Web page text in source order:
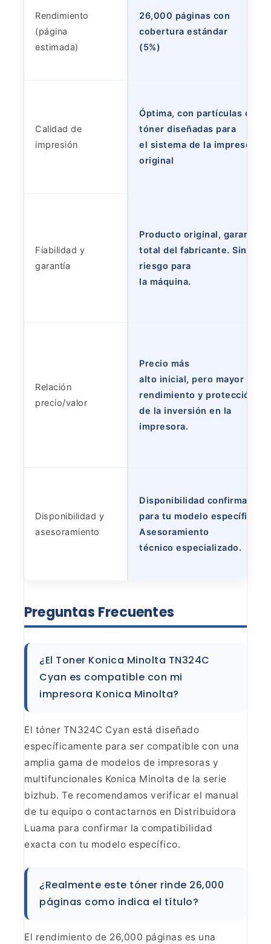
Rendimiento
(página
estimada)
26,000 páginas con
cobertura estándar
(5%)
Calidad de
impresión
Óptima, con partículas de
tóner diseñadas para
el sistema de la impresora
original
Fiabilidad y
garantía
Producto original, garantía
total del fabricante. Sin
riesgo para
la máquina.
Relación
precio/valor
Precio más
alto inicial, pero mayor
rendimiento y protección
de la inversión en la
impresora.
Disponibilidad y
asesoramiento
Disponibilidad confirmada
para tu modelo específico.
Asesoramiento
técnico especializado.
Preguntas Frecuentes
¿El Toner Konica Minolta TN324C
Cyan es compatible con mi
impresora Konica Minolta?
El tóner TN324C Cyan está diseñado
específicamente para ser compatible con una
amplia gama de modelos de impresoras y
multifuncionales Konica Minolta de la serie
bizhub. Te recomendamos verificar el manual
de tu equipo o contactarnos en Distribuidora
Luama para confirmar la compatibilidad
exacta con tu modelo específico.
¿Realmente este tóner rinde 26,000
páginas como indica el título?
El rendimiento de 26,000 páginas es una